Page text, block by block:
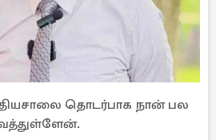
தொடர்பாக நான் பல